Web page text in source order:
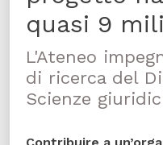
quasi 9
L'Ateneo
di ricerca del
Scienze